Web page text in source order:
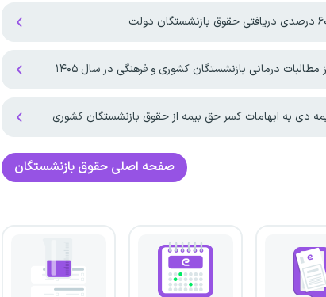
مطالبات درمانی بازنشستگان کشوری و فرهنگی در سال ۱۴۰۵
دی به ابهامات کسر حق بیمه از حقوق بازنشستگان کشوری
صفحه اصلیحقوق بازنشستگان